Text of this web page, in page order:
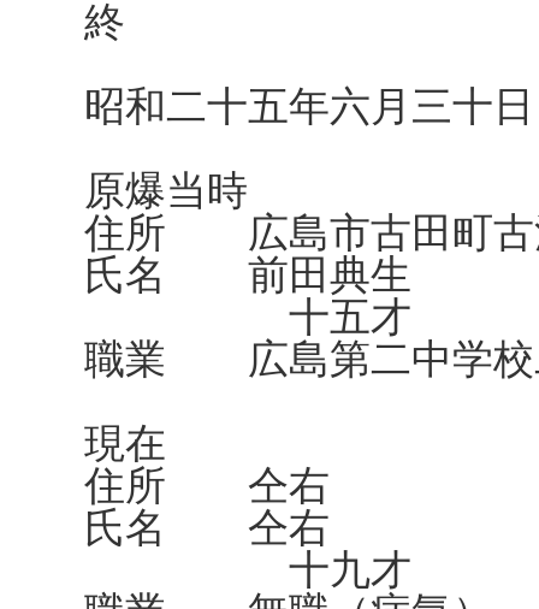
終
昭和二十五年六月三十日
原爆当時
住所 広島市古田町古
氏名 前田典生
十五才
職業 広島第二中学校
現在
住所 仝右
氏名 仝右
十九才